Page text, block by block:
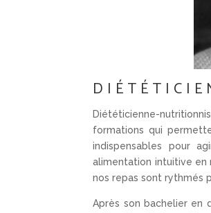
Diététicienne-
formations qui
indispensables pour
alimentation intuitive en
nos repas sont rythmés
Après son bachelier en